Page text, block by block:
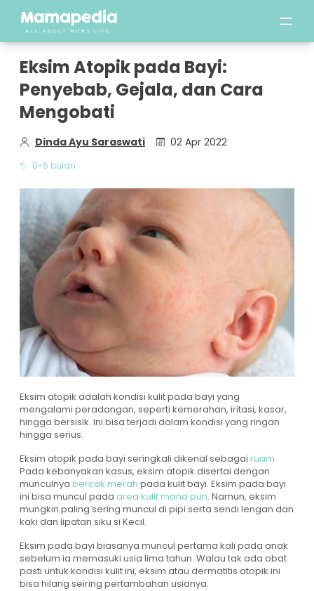
Eksim Atopik pada Bayi:
Penyebab, Gejala, dan Cara
Mengobati
Dinda Ayu Saraswati 02 Apr 2022
0-6 bulan
Eksim atopik adalah kondisi kulit pada bayi yang
mengalami peradangan, seperti kemerahan, iritasi, kasar,
hingga bersisik. Ini bisa terjadi dalam kondisi yang ringan
hingga serius.
Eksim atopik pada bayi seringkali dikenal sebagai ruam.
Pada kebanyakan kasus, eksim atopik disertai dengan
munculnya bercak merah pada kulit bayi. Eksim pada bayi
ini bisa muncul pada area kulit mana pun. Namun, eksim
mungkin paling sering muncul di pipi serta sendi lengan dan
kaki dan lipatan siku si Kecil.
Eksim pada bayi biasanya muncul pertama kali pada anak
sebelum ia memasuki usia lima tahun. Walau tak ada obat
pasti untuk kondisi kulit ini, eksim atau dermatitis atopik ini
bisa hilang seiring pertambahan usianya.